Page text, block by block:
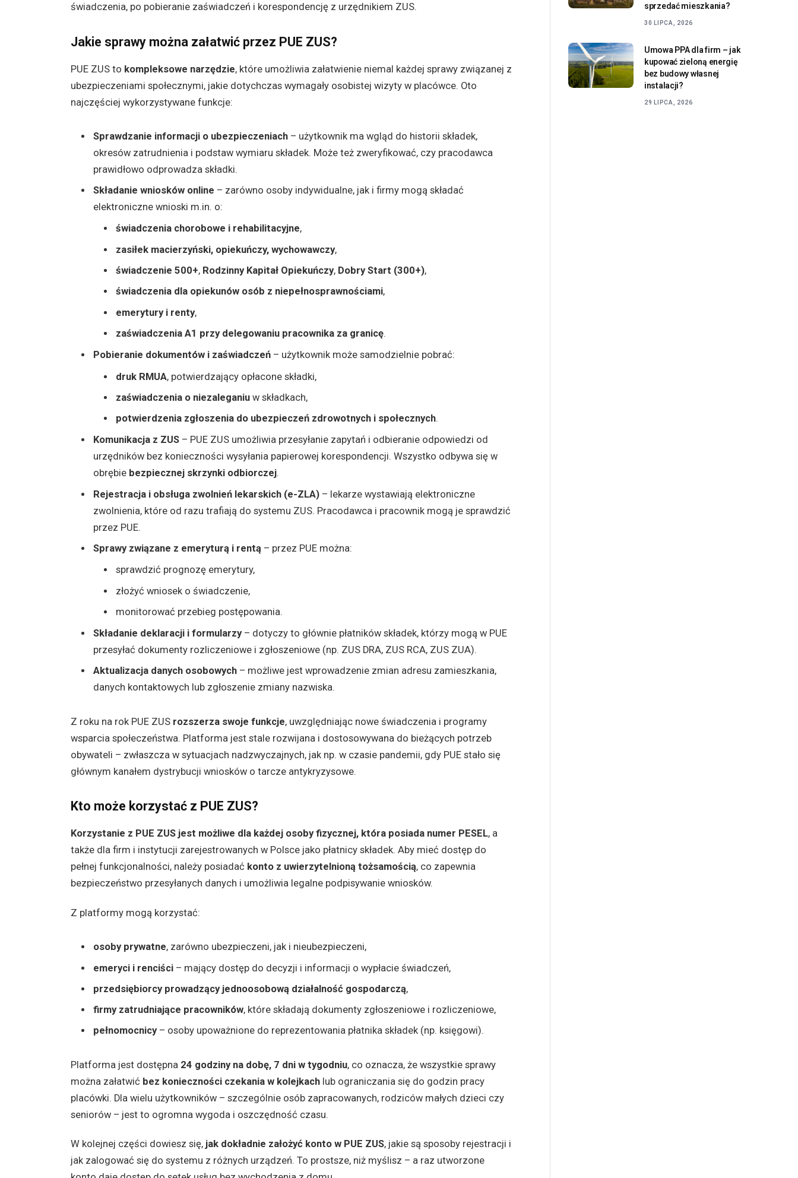
świadczenia, po pobieranie zaświadczeń i korespondencję z urzędnikiem ZUS.
Jakie sprawy można załatwić przez PUE ZUS?
PUE ZUS to kompleksowe narzędzie, które umożliwia załatwienie niemal każdej sprawy związanej z
ubezpieczeniami społecznymi, jakie dotychczas wymagały osobistej wizyty w placówce. Oto
najczęściej wykorzystywane funkcje:
Sprawdzanie informacji o ubezpieczeniach– użytkownik ma wgląd do historii składek,
okresów zatrudnienia i podstaw wymiaru składek. Może też zweryfikować, czy pracodawca
prawidłowo odprowadza składki.
Składanie wniosków online – zarówno osoby indywidualne, jak i firmy mogą składać
elektroniczne wnioski m.in. o:
świadczenia chorobowe i rehabilitacyjne,
zasiłek macierzyński, opiekuńczy, wychowawczy,
świadczenie 500+, Rodzinny Kapitał Opiekuńczy, Dobry Start (300+),
świadczenia dla opiekunów osób z niepełnosprawnościami,
emerytury i renty,
zaświadczenia A1 przy delegowaniu pracownika za granicę.
Pobieranie dokumentów i zaświadczeń– użytkownik może samodzielnie pobrać:
druk RMUA, potwierdzający opłacone składki,
zaświadczenia o niezaleganiuw składkach,
potwierdzenia zgłoszenia do ubezpieczeń zdrowotnych i społecznych.
Komunikacja z ZUS– PUE ZUS umożliwia przesyłanie zapytań i odbieranie odpowiedzi od
urzędników bez konieczności wysyłania papierowej korespondencji. Wszystko odbywa się w
obrębie bezpiecznej skrzynki odbiorczej.
Rejestracja i obsługa zwolnień lekarskich (e-ZLA)– lekarze wystawiają elektroniczne
zwolnienia, które od razu trafiają do systemu ZUS. Pracodawca i pracownik mogą je sprawdzić
przez PUE.
Sprawy związane z emeryturą i rentą– przez PUE można:
sprawdzić prognozę emerytury,
złożyć wniosek o świadczenie,
monitorować przebieg postępowania.
Składanie deklaracji i formularzy– dotyczy to głównie płatników składek, którzy mogą w PUE
przesyłać dokumenty rozliczeniowe i zgłoszeniowe (np. ZUS DRA, ZUS RCA, ZUS ZUA).
Aktualizacja danych osobowych– możliwe jest wprowadzenie zmian adresu zamieszkania,
danych kontaktowych lub zgłoszenie zmiany nazwiska.
Z roku na rok PUE ZUS rozszerza swoje funkcje, uwzględniając nowe świadczenia i programy
wsparcia społeczeństwa. Platforma jest stale rozwijana i dostosowywana do bieżących potrzeb
obywateli – zwłaszcza w sytuacjach nadzwyczajnych, jak np. w czasie pandemii, gdy PUE stało się
głównym kanałem dystrybucji wniosków o tarcze antykryzysowe.
Kto może korzystać z PUE ZUS?
Korzystanie z PUE ZUS jest możliwe dla każdej osoby fizycznej, która posiada numer PESEL, a
także dla firm i instytucji zarejestrowanych w Polsce jako płatnicy składek. Aby mieć dostęp do
pełnej funkcjonalności, należy posiadać konto z uwierzytelnioną tożsamością, co zapewnia
bezpieczeństwo przesyłanych danych i umożliwia legalne podpisywanie wniosków.
Z platformy mogą korzystać:
osoby prywatne, zarówno ubezpieczeni, jak i nieubezpieczeni,
emeryci i renciści– mający dostęp do decyzji i informacji o wypłacie świadczeń,
przedsiębiorcy prowadzący jednoosobową działalność gospodarczą,
firmy zatrudniające pracowników, które składają dokumenty zgłoszeniowe i rozliczeniowe,
pełnomocnicy– osoby upoważnione do reprezentowania płatnika składek (np. księgowi).
Platforma jest dostępna 24 godziny na dobę, 7 dni w tygodniu, co oznacza, że wszystkie sprawy
można załatwić bez konieczności czekania w kolejkachlub ograniczania się do godzin pracy
placówki. Dla wielu użytkowników – szczególnie osób zapracowanych, rodziców małych dzieci czy
seniorów – jest to ogromna wygoda i oszczędność czasu.
W kolejnej części dowiesz się, jak dokładnie założyć konto w PUE ZUS, jakie są sposoby rejestracji i
jak zalogować się do systemu z różnych urządzeń. To prostsze, niż myślisz – a raz utworzone
sprzedać mieszkania?
30 LIPCA, 2026
Umowa PPA dla firm – jak
kupować zieloną energię
bez budowy własnej
instalacji?
29 LIPCA, 2026